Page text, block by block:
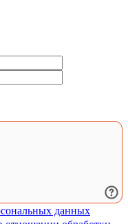
данных